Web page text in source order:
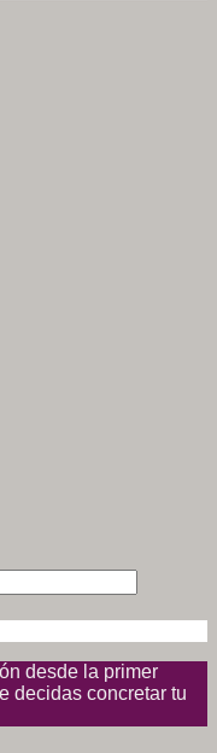
desde la primer
decidas concretar tu